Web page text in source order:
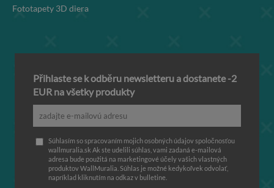
Fototapety 3D diera
Přihlaste se k odběru newsletteru a dostanete -2
EUR na všetky produkty
Súhlasím so spracovaním mojich osobných údajov spoločnosťou
wallmuralia.sk Ak ste udelili súhlas, vami zadaná e-mailová
adresa bude použitá na marketingové účely vašich vlastných
produktov WallMuralia. Súhlas je možné kedykoľvek odvolať,
napríklad kliknutím na odkaz v bulletine.